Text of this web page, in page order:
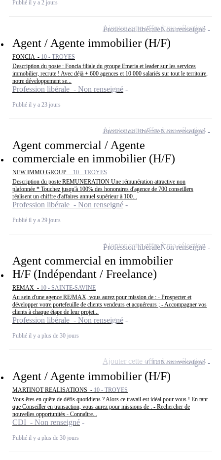
Publié il y a 2 jours
Agent / Agente immobilier (H/F)
FONCIA - 10 - TROYES
Description du poste : Foncia filiale du groupe Emeria et leader sur les services
immobilier, recrute ! Avec déjà + 600 agences et 10 000 salariés sur tout le territoire,
notre développement se...
Profession libérale - Non renseigné
Publié il y a 23 jours
Profession libéraleNon renseigné
Ajouter cette offre à ma sélection
Agent commercial / Agente
commerciale en immobilier (H/F)
NEW IMMO GROUP - 10 - TROYES
Description du poste REMUNERATION Une rémunération attractive non
plafonnée * Touchez jusqu'à 100% des honoraires d'agence de 700 conseillers
réalisent un chiffre d'affaires annuel supérieur à 100...
Profession libérale - Non renseigné
Publié il y a 29 jours
Profession libéraleNon renseigné
Ajouter cette offre à ma sélection
Agent commercial en immobilier
H/F (Indépendant / Freelance)
REMAX - 10 - SAINTE-SAVINE
Au sein d'une agence RE/MAX, vous aurez pour mission de : - Prospecter et
développer votre portefeuille de clients vendeurs et acquéreurs ; - Accompagner vos
clients à chaque étape de leur projet...
Profession libérale - Non renseigné
Publié il y a plus de 30 jours
Profession libéraleNon renseigné
Ajouter cette offre à ma sélection
Agent / Agente immobilier (H/F)
MARTINOT REALISATIONS - 10 - TROYES
Vous êtes en quête de défis quotidiens ? Alors ce travail est idéal pour vous ! En tant
que Conseiller en transaction, vous aurez pour missions de : - Rechercher de
nouvelles opportunités - Connaître...
CDI - Non renseigné
Publié il y a plus de 30 jours
CDINon renseigné
Ajouter cette offre à ma sélection